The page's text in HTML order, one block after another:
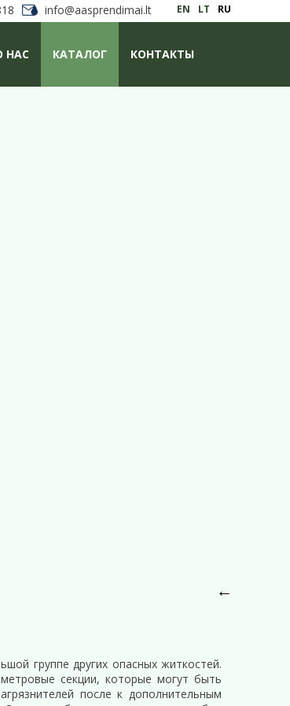
EN LT RU
НАС КАТАЛОГ КОНТАКТЫ
info@aasprendimai.lt
←
группе других опасных житкостей.
секции, которые могут быть
после к дополнительным